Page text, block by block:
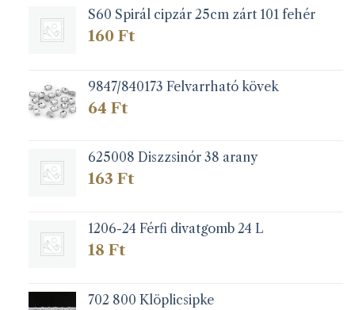
S60 Spirál cipzár 25cm zárt 101 fehér
160 Ft
9847/840173 Felvarrható kövek
64 Ft
625008 Diszzsinór 38 arany
163 Ft
1206-24 Férfi divatgomb 24 L
18 Ft
702 800 Klöplicsipke